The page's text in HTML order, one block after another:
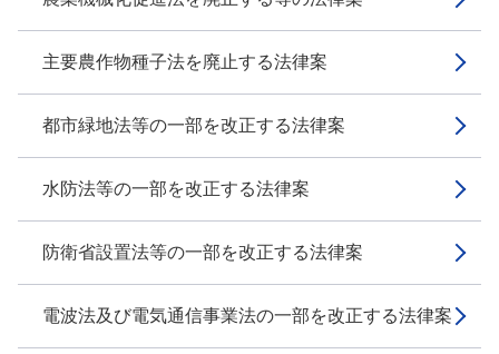
主要農作物種子法を廃止する法律案
都市緑地法等の一部を改正する法律案
水防法等の一部を改正する法律案
防衛省設置法等の一部を改正する法律案
電波法及び電気通信事業法の一部を改正する法律案